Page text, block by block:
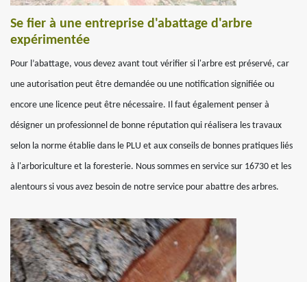
Se fier à une entreprise d'abattage d'arbre
expérimentée
Pour l’abattage, vous devez avant tout vérifier si l'arbre est préservé, car
une autorisation peut être demandée ou une notification signifiée ou
encore une licence peut être nécessaire. Il faut également penser à
désigner un professionnel de bonne réputation qui réalisera les travaux
selon la norme établie dans le PLU et aux conseils de bonnes pratiques liés
à l'arboriculture et la foresterie. Nous sommes en service sur 16730 et les
alentours si vous avez besoin de notre service pour abattre des arbres.